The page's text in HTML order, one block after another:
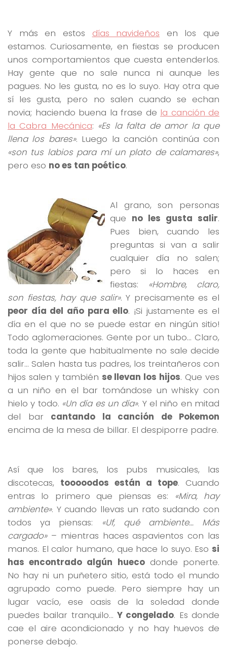
Y más en estos días navideños en los que
estamos. Curiosamente, en fiestas se producen
unos comportamientos que cuesta entenderlos.
Hay gente que no sale nunca ni aunque les
pagues. No les gusta, no es lo suyo. Hay otra que
sí les gusta, pero no salen cuando se echan
novia; haciendo buena la frase de la canción de
la Cabra Mecánica: «Es la falta de amor la que
llena los bares». Luego la canción continúa con
«son tus labios para mí un plato de calamares»,
pero eso no es tan poético.
Al grano, son personas
que no les gusta salir.
Pues bien, cuando les
preguntas si van a salir
cualquier día no salen;
pero si lo haces en
fiestas:
«Hombre, claro,
son fiestas, hay que salir». Y precisamente es el
peor día del año para ello. ¡Si justamente es el
día en el que no se puede estar en ningún sitio!
Todo aglomeraciones. Gente por un tubo… Claro,
toda la gente que habitualmente no sale decide
salir… Salen hasta tus padres, los treintañeros con
hijos salen y también se llevan los hijos. Que ves
a un niño en el bar tomándose un whisky con
hielo y todo. «Un día es un día». Y el niño en mitad
del bar cantando la canción de Pokemon
encima de la mesa de billar. El despiporre padre.
Así que los bares, los pubs musicales, las
discotecas, tooooodos están a tope. Cuando
entras lo primero que piensas es: «Mira, hay
ambiente». Y cuando llevas un rato sudando con
todos ya piensas:
«Uf, qué ambiente… Más
cargado»– mientras haces aspavientos con las
manos. El calor humano, que hace lo suyo. Eso si
has encontrado algún huecodonde ponerte.
No hay ni un puñetero sitio, está todo el mundo
agrupado como puede. Pero siempre hay un
lugar vacío, ese oasis de la soledad donde
puedes bailar tranquilo… Y congelado. Es donde
cae el aire acondicionado y no hay huevos de
ponerse debajo.